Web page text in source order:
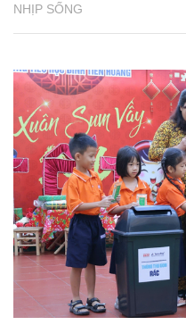
NHỊP SỐNG